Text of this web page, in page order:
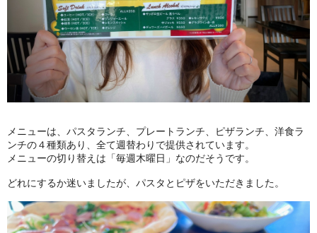
メニューは、パスタランチ、プレートランチ、ピザランチ、洋食ラ
ンチの４種類あり、全て週替わりで提供されています。
メニューの切り替えは「毎週木曜日」なのだそうです。
どれにするか迷いましたが、パスタとピザをいただきました。